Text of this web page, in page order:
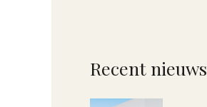
Recent nieuws